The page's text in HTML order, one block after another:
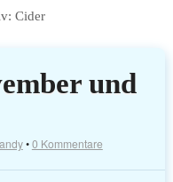
Cider
und
•0 Kommentare